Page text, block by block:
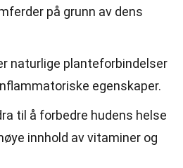
på grunn av dens
naturlige planteforbindelser
egenskaper.
til å forbedre hudens helse
innhold av vitaminer og